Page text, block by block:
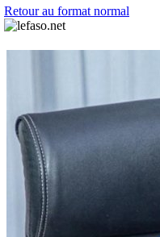
Retour au format normal